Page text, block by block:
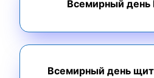
Всемирный день
Всемирный день